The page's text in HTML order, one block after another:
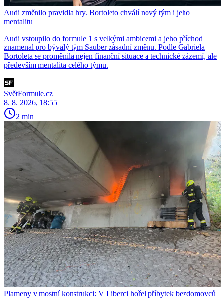
Audi změnilo pravidla hry. Bortoleto chválí nový tým i jeho
mentalitu
Audi vstoupilo do formule 1 s velkými ambicemi a jeho příchod
znamenal pro bývalý tým Sauber zásadní změnu. Podle Gabriela
Bortoleta se proměnila nejen finanční situace a technické zázemí, ale
především mentalita celého týmu.
SvětFormule.cz
8. 8. 2026, 18:55
2 min
Plameny v mostní konstrukci: V Liberci hořel příbytek bezdomovců